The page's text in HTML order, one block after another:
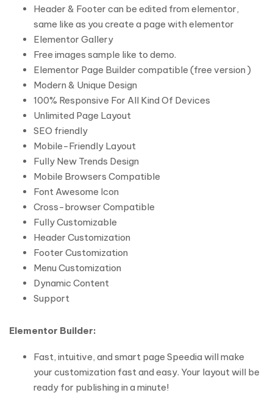
Header & Footer can be edited from elementor,
same like as you create a page with elementor
Elementor Gallery
Free images sample like to demo.
Elementor Page Builder compatible (free version )
Modern & Unique Design
100% Responsive For All Kind Of Devices
Unlimited Page Layout
SEO friendly
Mobile-Friendly Layout
Fully New Trends Design
Mobile Browsers Compatible
Font Awesome Icon
Cross-browser Compatible
Fully Customizable
Header Customization
Footer Customization
Menu Customization
Dynamic Content
Support
Elementor Builder:
Fast, intuitive, and smart page Speedia will make
your customization fast and easy. Your layout will be
ready for publishing in a minute!